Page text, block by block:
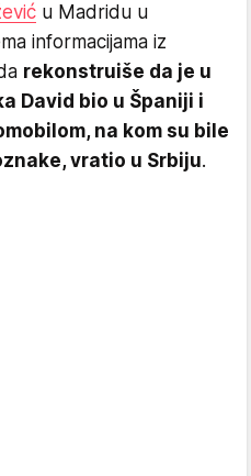
u Madridu u
informacijama iz
rekonstruiše da je u
David bio u Španiji i
na kom su bile
vratio u Srbiju.